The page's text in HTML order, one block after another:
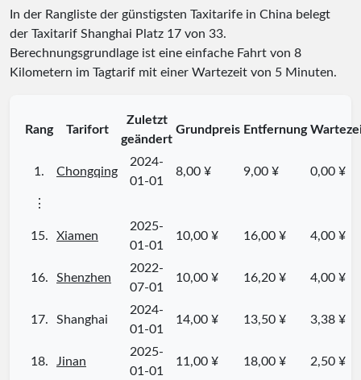
In der Rangliste der günstigsten Taxitarife in China belegt
der Taxitarif Shanghai Platz 17 von 33.
Berechnungsgrundlage ist eine einfache Fahrt von 8
Kilometern im Tagtarif mit einer Wartezeit von 5 Minuten.
Rang Tarifort
Zuletzt
geändert
Grundpreis Entfernung
1. Chongqing
2024-
01-01
8,00 ¥ 9,00 ¥ 0,00 ¥
⋮
15. Xiamen
2025-
01-01
10,00 ¥ 16,00 ¥ 4,00 ¥
16. Shenzhen
2022-
07-01
10,00 ¥ 16,20 ¥ 4,00 ¥
17. Shanghai
2024-
01-01
14,00 ¥ 13,50 ¥ 3,38 ¥
18. Jinan
2025-
01-01
11,00 ¥ 18,00 ¥ 2,50 ¥